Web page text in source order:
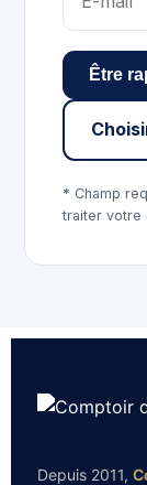
Être
* Champ
traiter votre
Depuis 2011,